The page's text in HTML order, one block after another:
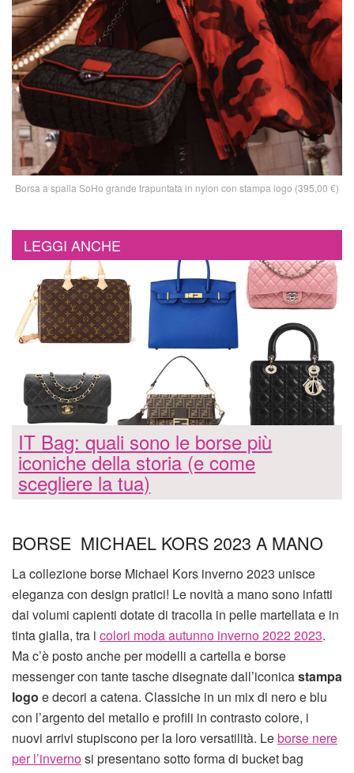
Borsa a spalla SoHo grande trapuntata in nylon con stampa logo (395,00 €)
LEGGI ANCHE
IT Bag: quali sono le borse più
iconiche della storia (e come
scegliere la tua)
BORSE MICHAEL KORS 2023 A MANO
La collezione borse Michael Kors inverno 2023 unisce
eleganza con design pratici! Le novità a mano sono infatti
dai volumi capienti dotate di tracolla in pelle martellata e in
tinta gialla, tra i colori moda autunno inverno 2022 2023.
Ma c’è posto anche per modelli a cartella e borse
messenger con tante tasche disegnate dall’iconicastampa
logo e decori a catena. Classiche in un mix di nero e blu
con l’argento del metallo e profili in contrasto colore, i
nuovi arrivi stupiscono per la loro versatilità. Leborse nere
per l’invernosi presentano sotto forma di bucket bag